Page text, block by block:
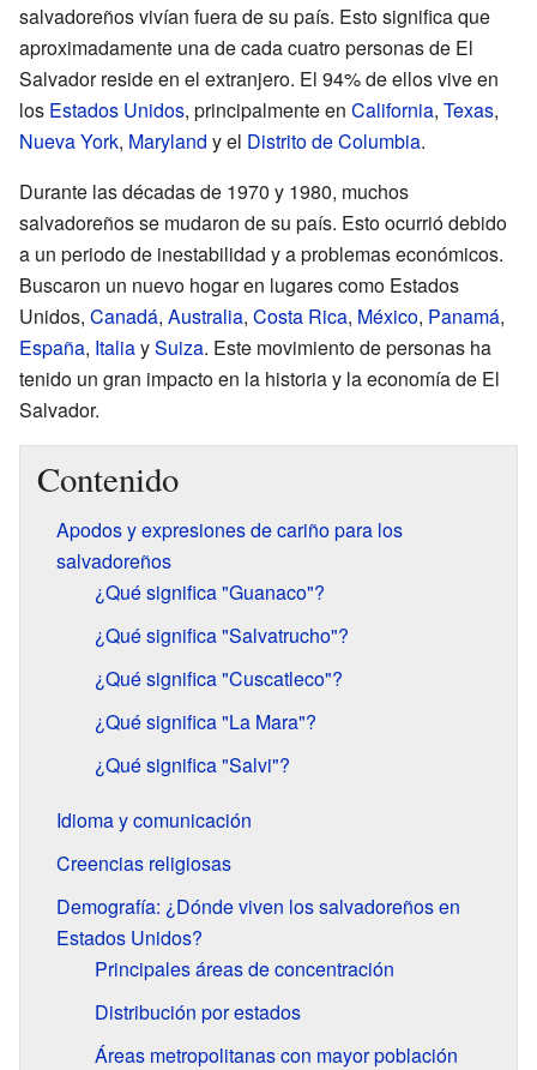
salvadoreños vivían fuera de su país. Esto significa que
aproximadamente una de cada cuatro personas de El
Salvador reside en el extranjero. El 94% de ellos vive en
los Estados Unidos, principalmente en California, Texas,
Nueva York, Maryland y el Distrito de Columbia.
Durante las décadas de 1970 y 1980, muchos
salvadoreños se mudaron de su país. Esto ocurrió debido
a un periodo de inestabilidad y a problemas económicos.
Buscaron un nuevo hogar en lugares como Estados
Unidos, Canadá, Australia, Costa Rica, México, Panamá,
España, ItaliaySuiza. Este movimiento de personas ha
tenido un gran impacto en la historia y la economía de El
Salvador.
Contenido
Apodos y expresiones de cariño para los
salvadoreños
¿Qué significa "Guanaco"?
¿Qué significa "Salvatrucho"?
¿Qué significa "Cuscatleco"?
¿Qué significa "La Mara"?
¿Qué significa "Salvi"?
Idioma y comunicación
Creencias religiosas
Demografía: ¿Dónde viven los salvadoreños en
Estados Unidos?
Principales áreas de concentración
Distribución por estados
Áreas metropolitanas con mayor población